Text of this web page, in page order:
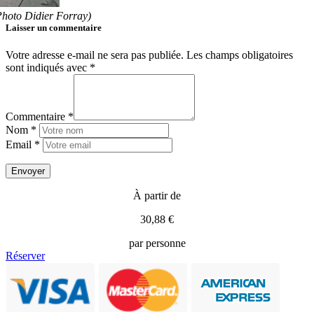
Didier Forray)
Laisser un commentaire
Votre adresse e-mail ne sera pas publiée. Les champs obligatoires
sont indiqués avec *
Commentaire *
Nom *
Email *
À partir de
30,88 €
par personne
Réserver